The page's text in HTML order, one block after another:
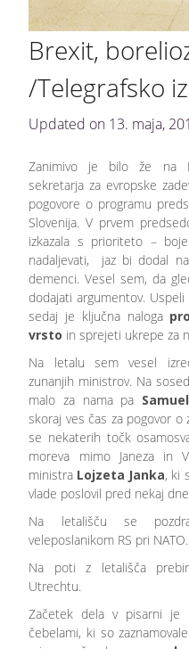
Brexit,
/Telegrafsko
Updated on 13. maja,
Zanimivo je bilo že na
sekretarja za evropske
pogovore o programu
Slovenija. V prvem
izkazala s prioriteto –
nadaljevati, jaz bi dodal
demenci. Vesel sem, da
dodajati argumentov.
sedaj je ključna naloga
vrsto in sprejeti ukrepe za
Na letalu sem vesel
zunanjih ministrov. Na
malo za nama pa
skoraj ves čas za pogovor
se nekaterih točk
moreva mimo Janeza in
ministra Lojzeta Janka, ki
vlade poslovil pred nekaj
Na letališču se
veleposlanikom RS pri NATO.
Na poti z letališča
Utrechtu.
Začetek dela v pisarni
čebelami, ki so